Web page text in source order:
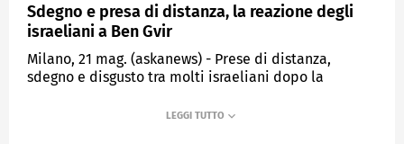
Sdegno e presa di distanza, la reazione degli
israeliani a Ben Gvir
Milano, 21 mag. (askanews) - Prese di distanza,
sdegno e disgusto tra molti israeliani dopo la
Sicurezza Nazionale di estrema destra, Itamar Ben-